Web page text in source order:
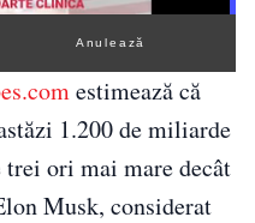
Anulează
estimează că
1.200 de miliarde
trei ori mai mare decât
Musk, considerat